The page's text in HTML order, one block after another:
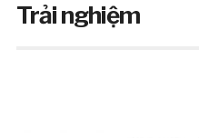
Trải nghiệm